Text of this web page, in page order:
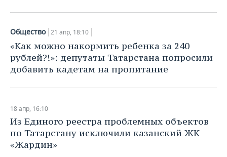
Общество 21 апр, 18:10
«Как можно накормить ребенка за 240
рублей?!»: депутаты Татарстана попросили
добавить кадетам на пропитание
18 апр, 16:10
Из Единого реестра проблемных объектов
по Татарстану исключили казанский ЖК
«Жардин»